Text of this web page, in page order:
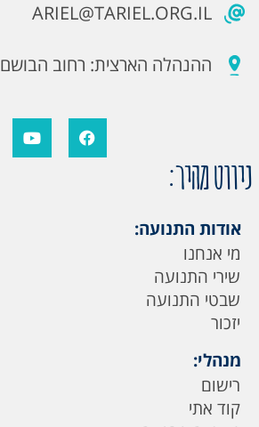
ARIEL@TARIEL.ORG.IL
ההנהלה הארצית: רחוב הבושם 11, גילה ירושלים
ניווט מהיר:
אודות התנועה:
מי אנחנו
שירי התנועה
שבטי התנועה
יזכור
מנהלי:
רישום
קוד אתי